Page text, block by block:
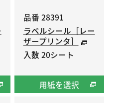
品番 28391
ラベルシール［レー
ザープリンタ］
入数 20シート
用紙を選択